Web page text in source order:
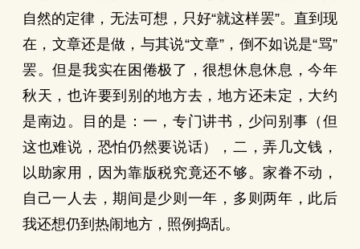
自然的定律，无法可想，只好“就这样罢”。直到现
在，文章还是做，与其说“文章”，倒不如说是“骂”
罢。但是我实在困倦极了，很想休息休息，今年
秋天，也许要到别的地方去，地方还未定，大约
是南边。目的是：一，专门讲书，少问别事（但
这也难说，恐怕仍然要说话），二，弄几文钱，
以助家用，因为靠版税究竟还不够。家眷不动，
自己一人去，期间是少则一年，多则两年，此后
我还想仍到热闹地方，照例捣乱。